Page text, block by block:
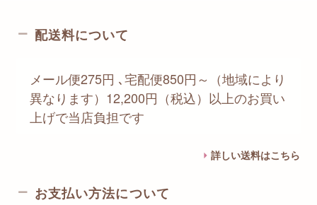
配送料について
メール便275円 ､宅配便850円～（地域により
異なります）12,200円（税込）以上のお買い
上げで当店負担です
詳しい送料はこちら
お支払い方法について